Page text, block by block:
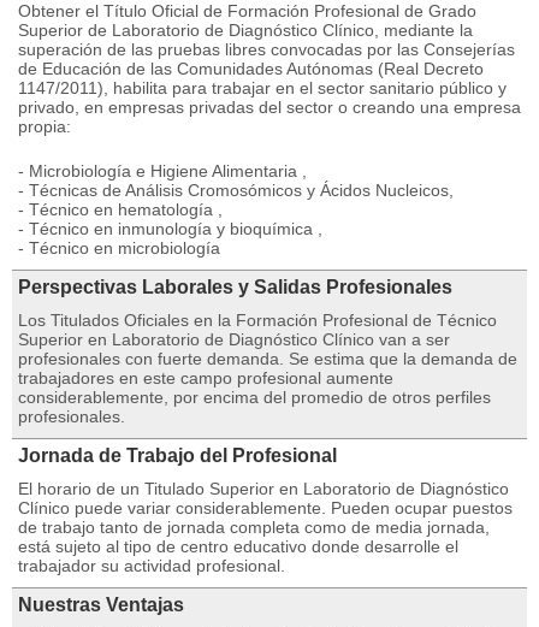
Obtener el Título Oficial de Formación Profesional de Grado
Superior de Laboratorio de Diagnóstico Clínico, mediante la
superación de las pruebas libres convocadas por las Consejerías
de Educación de las Comunidades Autónomas (Real Decreto
1147/2011), habilita para trabajar en el sector sanitario público y
privado, en empresas privadas del sector o creando una empresa
propia:
- Microbiología e Higiene Alimentaria ,
- Técnicas de Análisis Cromosómicos y Ácidos Nucleicos,
- Técnico en hematología ,
- Técnico en inmunología y bioquímica ,
- Técnico en microbiología
Perspectivas Laborales y Salidas Profesionales
Los Titulados Oficiales en la Formación Profesional de Técnico
Superior en Laboratorio de Diagnóstico Clínico van a ser
profesionales con fuerte demanda. Se estima que la demanda de
trabajadores en este campo profesional aumente
considerablemente, por encima del promedio de otros perfiles
profesionales.
Jornada de Trabajo del Profesional
El horario de un Titulado Superior en Laboratorio de Diagnóstico
Clínico puede variar considerablemente. Pueden ocupar puestos
de trabajo tanto de jornada completa como de media jornada,
está sujeto al tipo de centro educativo donde desarrolle el
trabajador su actividad profesional.
Nuestras Ventajas